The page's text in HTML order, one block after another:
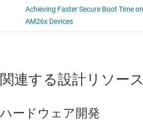
関連する設計リソース
ハードウェア開発